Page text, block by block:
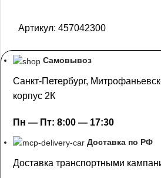
Артикул: 457042300
Самовывоз
Санкт-Петербург,
корпус 2К
Пн — Пт: 8:00 — 17:30
Доставка по РФ
Доставка транспортными